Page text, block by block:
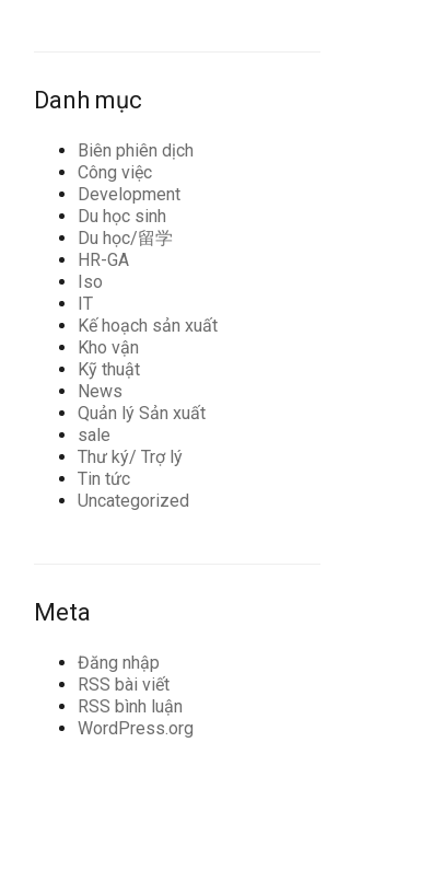
Danh mục
Biên phiên dịch
Công việc
Development
Du học sinh
Du học/留学
HR-GA
Iso
IT
Kế hoạch sản xuất
Kho vận
Kỹ thuật
News
Quản lý Sản xuất
sale
Thư ký/ Trợ lý
Tin tức
Uncategorized
Meta
Đăng nhập
RSS bài viết
RSS bình luận
WordPress.org